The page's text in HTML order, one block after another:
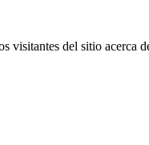
del sitio acerca